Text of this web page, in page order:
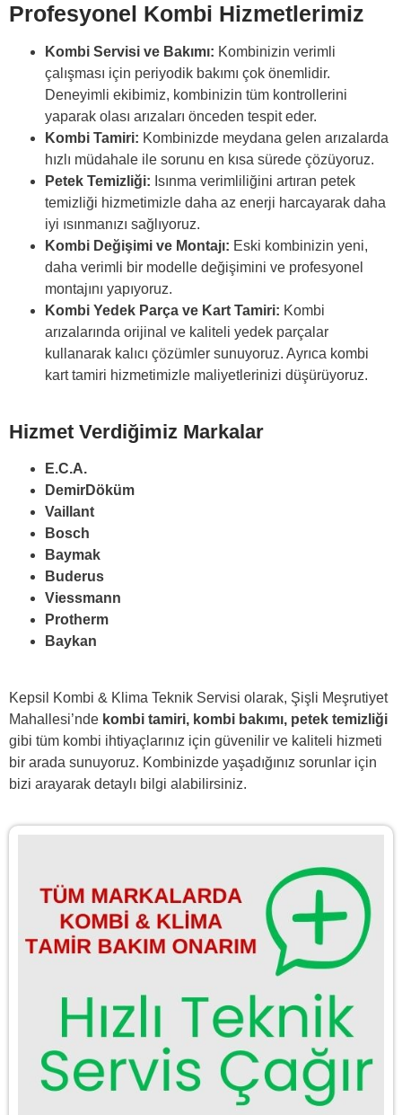
Profesyonel Kombi Hizmetlerimiz
Kombi Servisi ve Bakımı: Kombinizin verimli
çalışması için periyodik bakımı çok önemlidir.
Deneyimli ekibimiz, kombinizin tüm kontrollerini
yaparak olası arızaları önceden tespit eder.
Kombi Tamiri: Kombinizde meydana gelen arızalarda
hızlı müdahale ile sorunu en kısa sürede çözüyoruz.
Petek Temizliği: Isınma verimliliğini artıran petek
temizliği hizmetimizle daha az enerji harcayarak daha
iyi ısınmanızı sağlıyoruz.
Kombi Değişimi ve Montajı: Eski kombinizin yeni,
daha verimli bir modelle değişimini ve profesyonel
montajını yapıyoruz.
Kombi Yedek Parça ve Kart Tamiri: Kombi
arızalarında orijinal ve kaliteli yedek parçalar
kullanarak kalıcı çözümler sunuyoruz. Ayrıca kombi
kart tamiri hizmetimizle maliyetlerinizi düşürüyoruz.
Hizmet Verdiğimiz Markalar
E.C.A.
DemirDöküm
Vaillant
Bosch
Baymak
Buderus
Viessmann
Protherm
Baykan
Kepsil Kombi & Klima Teknik Servisi olarak, Şişli Meşrutiyet
Mahallesi’nde kombi tamiri, kombi bakımı, petek temizliği
gibi tüm kombi ihtiyaçlarınız için güvenilir ve kaliteli hizmeti
bir arada sunuyoruz. Kombinizde yaşadığınız sorunlar için
bizi arayarak detaylı bilgi alabilirsiniz.